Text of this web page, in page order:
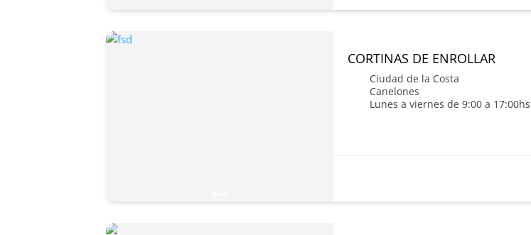
CORTINAS DE ENROLLAR
Ciudad de la Costa
Canelones
Lunes a viernes de 9:00 a 17:00hs